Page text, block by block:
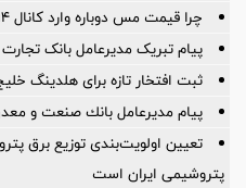
چرا قیمت مس دوباره وارد کانال ۱۴ هزار دلار شد
پیام تبریک مدیرعامل بانک
ثبت افتخار تازه برای هلدینگ
پیام مدیرعامل بانك صنعت و
تعیین اولویت‌بندی توزیع برق
پتروشیمی ایران است